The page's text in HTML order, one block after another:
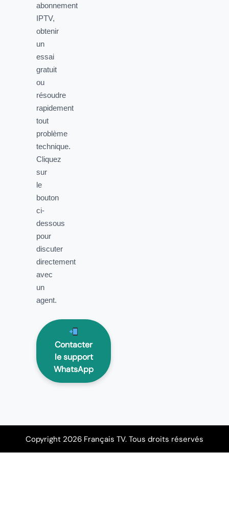
abonnement
IPTV,
obtenir
un
essai
gratuit
ou
résoudre
rapidement
tout
problème
technique.
Cliquez
sur
le
bouton
ci-
dessous
pour
discuter
directement
avec
un
agent.
Contacter
le support
WhatsApp
Copyright 2026 Français TV. Tous droits réservés